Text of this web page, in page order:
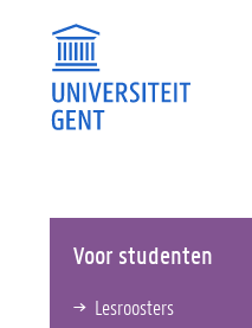
Voor studenten
Lesroosters